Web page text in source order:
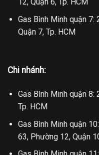
Gas Bình Minh quận 7:
Quận 7, Tp. HCM
Chi nhánh:
Gas Bình Minh quận 8:
Tp. HCM
Gas Bình Minh quận
63, Phường 12, Quận